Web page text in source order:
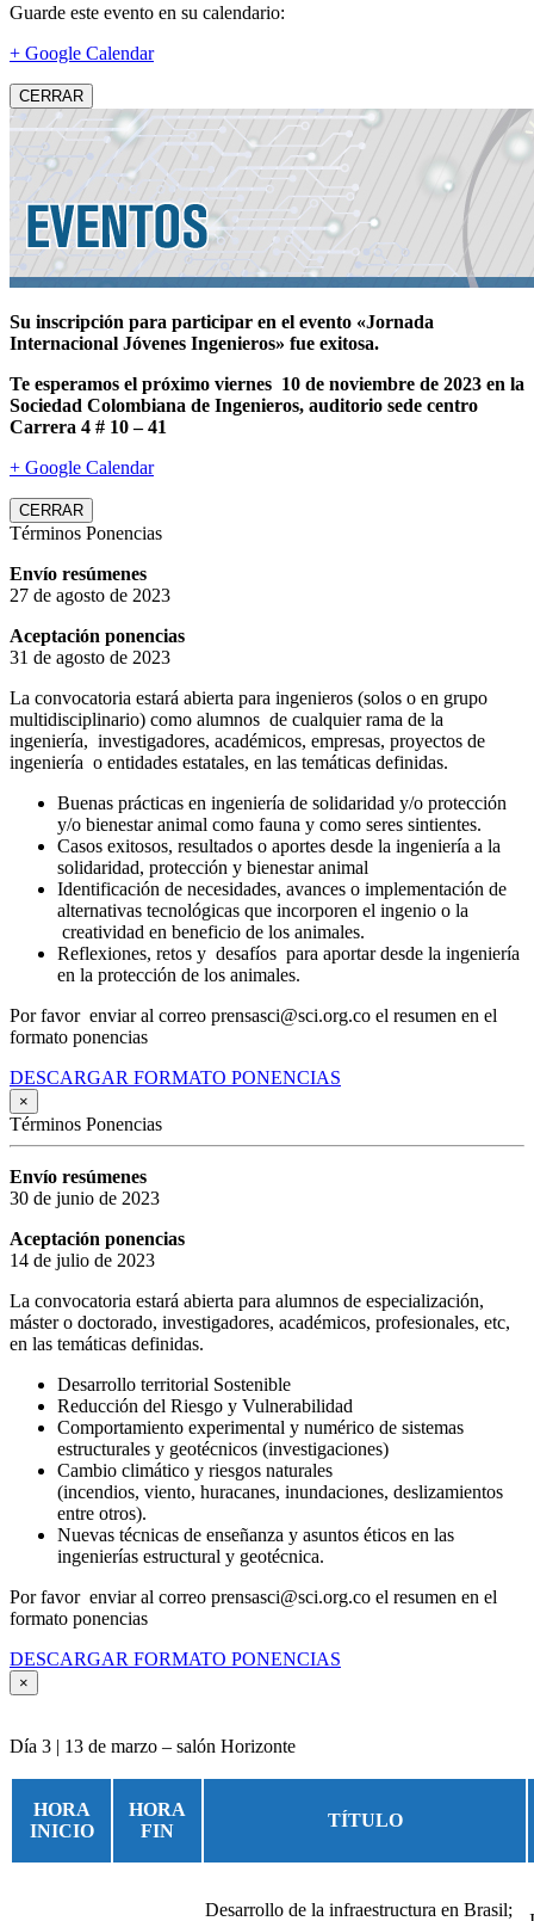
Guarde este evento en su calendario:
+ Google Calendar
CERRAR
Su inscripción para participar en el evento «Jornada
Internacional Jóvenes Ingenieros» fue exitosa.
Te esperamos el próximo viernes 10 de noviembre de 2023 en la
Sociedad Colombiana de Ingenieros, auditorio sede centro
Carrera 4 # 10 – 41
+ Google Calendar
CERRAR
Términos Ponencias
Envío resúmenes
27 de agosto de 2023
Aceptación ponencias
31 de agosto de 2023
La convocatoria estará abierta para ingenieros (solos o en grupo
multidisciplinario) como alumnos de cualquier rama de la
ingeniería, investigadores, académicos, empresas, proyectos de
ingeniería o entidades estatales, en las temáticas definidas.
Buenas prácticas en ingeniería de solidaridad y/o protección
y/o bienestar animal como fauna y como seres sintientes.
Casos exitosos, resultados o aportes desde la ingeniería a la
solidaridad, protección y bienestar animal
Identificación de necesidades, avances o implementación de
alternativas tecnológicas que incorporen el ingenio o la
creatividad en beneficio de los animales.
Reflexiones, retos y desafíos para aportar desde la ingeniería
en la protección de los animales.
Por favor enviar al correo prensasci@sci.org.co el resumen en el
formato ponencias
DESCARGAR FORMATO PONENCIAS
×
Términos Ponencias
Envío resúmenes
30 de junio de 2023
Aceptación ponencias
14 de julio de 2023
La convocatoria estará abierta para alumnos de especialización,
máster o doctorado, investigadores, académicos, profesionales, etc,
en las temáticas definidas.
Desarrollo territorial Sostenible
Reducción del Riesgo y Vulnerabilidad
Comportamiento experimental y numérico de sistemas
estructurales y geotécnicos (investigaciones)
Cambio climático y riesgos naturales
(incendios, viento, huracanes, inundaciones, deslizamientos
entre otros).
Nuevas técnicas de enseñanza y asuntos éticos en las
ingenierías estructural y geotécnica.
Por favor enviar al correo prensasci@sci.org.co el resumen en el
formato ponencias
DESCARGAR FORMATO PONENCIAS
×
Día 3 | 13 de marzo – salón Horizonte
HORA
INICIO
HORA
FIN
TÍTULO
Desarrollo de la infraestructura en Brasil;